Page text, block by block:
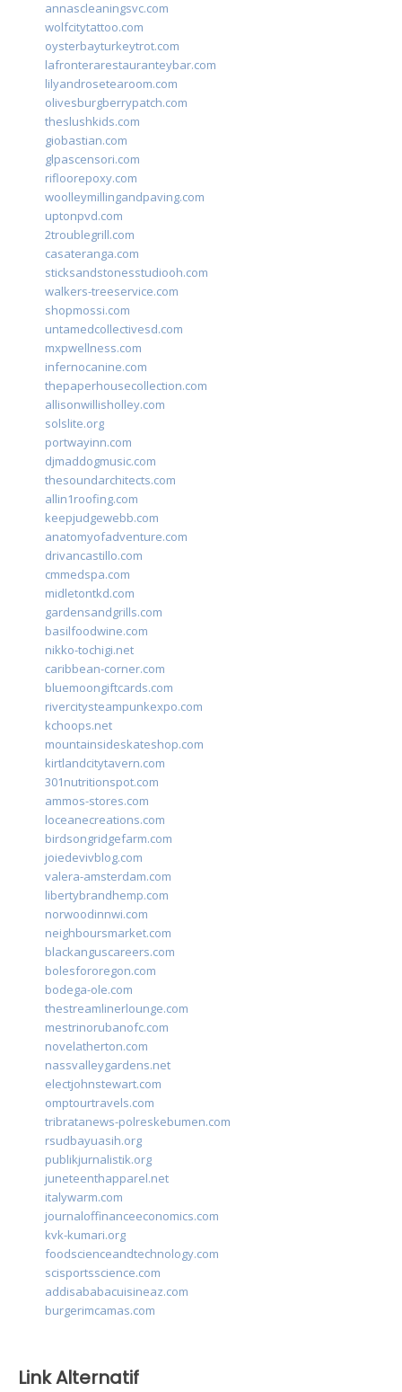
annascleaningsvc.com
wolfcitytattoo.com
oysterbayturkeytrot.com
lafronterarestauranteybar.com
lilyandrosetearoom.com
olivesburgberrypatch.com
theslushkids.com
giobastian.com
glpascensori.com
rifloorepoxy.com
woolleymillingandpaving.com
uptonpvd.com
2troublegrill.com
casateranga.com
sticksandstonesstudiooh.com
walkers-treeservice.com
shopmossi.com
untamedcollectivesd.com
mxpwellness.com
infernocanine.com
thepaperhousecollection.com
allisonwillisholley.com
solslite.org
portwayinn.com
djmaddogmusic.com
thesoundarchitects.com
allin1roofing.com
keepjudgewebb.com
anatomyofadventure.com
drivancastillo.com
cmmedspa.com
midletontkd.com
gardensandgrills.com
basilfoodwine.com
nikko-tochigi.net
caribbean-corner.com
bluemoongiftcards.com
rivercitysteampunkexpo.com
kchoops.net
mountainsideskateshop.com
kirtlandcitytavern.com
301nutritionspot.com
ammos-stores.com
loceanecreations.com
birdsongridgefarm.com
joiedevivblog.com
valera-amsterdam.com
libertybrandhemp.com
norwoodinnwi.com
neighboursmarket.com
blackanguscareers.com
bolesfororegon.com
bodega-ole.com
thestreamlinerlounge.com
mestrinorubanofc.com
novelatherton.com
nassvalleygardens.net
electjohnstewart.com
omptourtravels.com
tribratanews-polreskebumen.com
rsudbayuasih.org
publikjurnalistik.org
juneteenthapparel.net
italywarm.com
journaloffinanceeconomics.com
kvk-kumari.org
foodscienceandtechnology.com
scisportsscience.com
addisababacuisineaz.com
burgerimcamas.com
Link Alternatif